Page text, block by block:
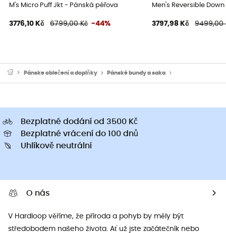
M's Micro Puff Jkt - Pánská péřova
3776,10 Kč 6799,00 Kč -44%
Men's Reversible
3797,98 Kč 9499,00
Pánske oblečeni a doplňky Pánské bundy a saka
Bezplatné dodání od 3500 Kč
Bezplatné vrácení do 100 dnů
Uhlíkově neutrální
O nás
V Hardloop věříme, že příroda a pohyb by měly být
středobodem našeho života. Ať už jste začátečník nebo